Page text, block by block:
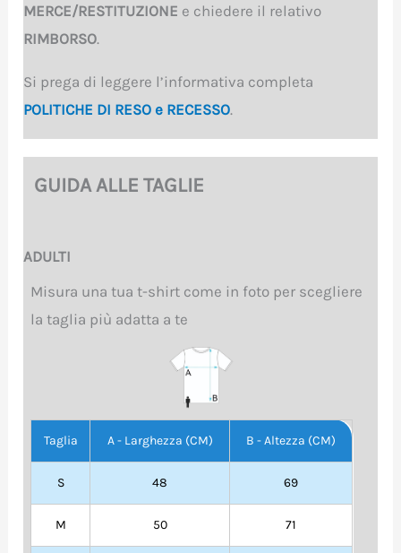
MERCE/RESTITUZIONE e chiedere il relativo
RIMBORSO.
Si prega di leggere l’informativa completa
POLITICHE DI RESO e RECESSO.
GUIDA ALLE TAGLIE
ADULTI
Misura una tua t-shirt come in foto per scegliere
la taglia più adatta a te
Taglia A - Larghezza (CM) B - Altezza (CM)
S 48 69
M 50 71